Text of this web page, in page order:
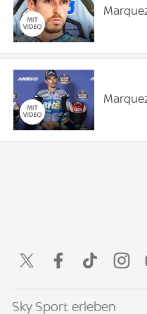
Sky Sport erleben